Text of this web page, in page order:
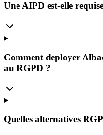
Une AIPD est-elle
Comment deployer
au RGPD ?
Quelles alternatives